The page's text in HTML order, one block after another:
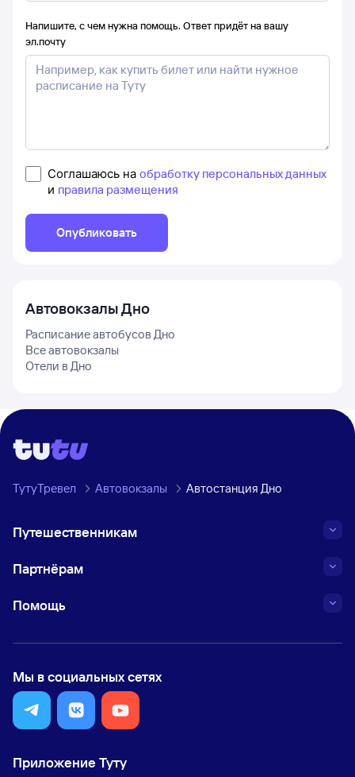
Напишите, с чем нужна помощь. Ответ придёт на вашу
эл.почту
Соглашаюсь на обработку персональных данных
и правила размещения
Опубликовать
АвтовокзалыДно
Расписание автобусов Дно
Все автовокзалы
Отели в Дно
ТутуТревел Автовокзалы Автостанция Дно
Путешественникам
Партнёрам
Помощь
Мы в социальных сетях
Приложение Туту